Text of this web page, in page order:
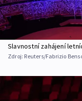
Slavnostní zahájení
Zdroj: Reuters/Fabrizio